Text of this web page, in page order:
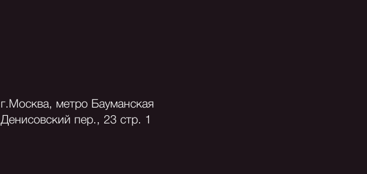
г.Москва, метро Бауманская
Денисовский пер., 23 стр. 1